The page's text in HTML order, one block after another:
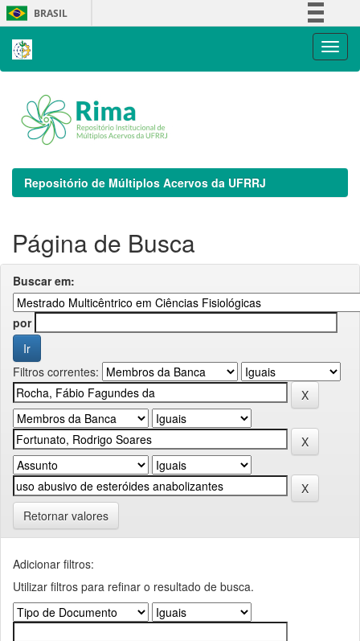
Skip
navigation
BRASIL
Repositório de Múltiplos Acervos da UFRRJ
Página de Busca
Buscar em:
por
Filtros correntes:
Retornar valores
Adicionar filtros:
Utilizar filtros para refinar o resultado de busca.